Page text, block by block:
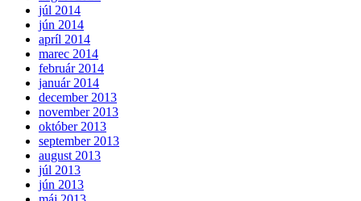
júl 2014
jún 2014
apríl 2014
marec 2014
február 2014
január 2014
december 2013
november 2013
október 2013
september 2013
august 2013
júl 2013
jún 2013